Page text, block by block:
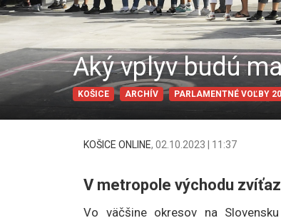
Aký vplyv budú
KOŠICE ARCHÍV PARLAMENTNÉ VOĽBY
KOŠICE ONLINE, 02.10.2023 | 11:37
V metropole východu
Vo väčšine okresov na